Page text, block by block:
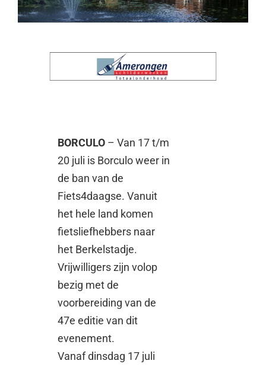
BORCULO – Van 17 t/m
20 juli is Borculo weer in
de ban van de
Fiets4daagse. Vanuit
het hele land komen
fietsliefhebbers naar
het Berkelstadje.
Vrijwilligers zijn volop
bezig met de
voorbereiding van de
47e editie van dit
evenement.
Vanaf dinsdag 17 juli